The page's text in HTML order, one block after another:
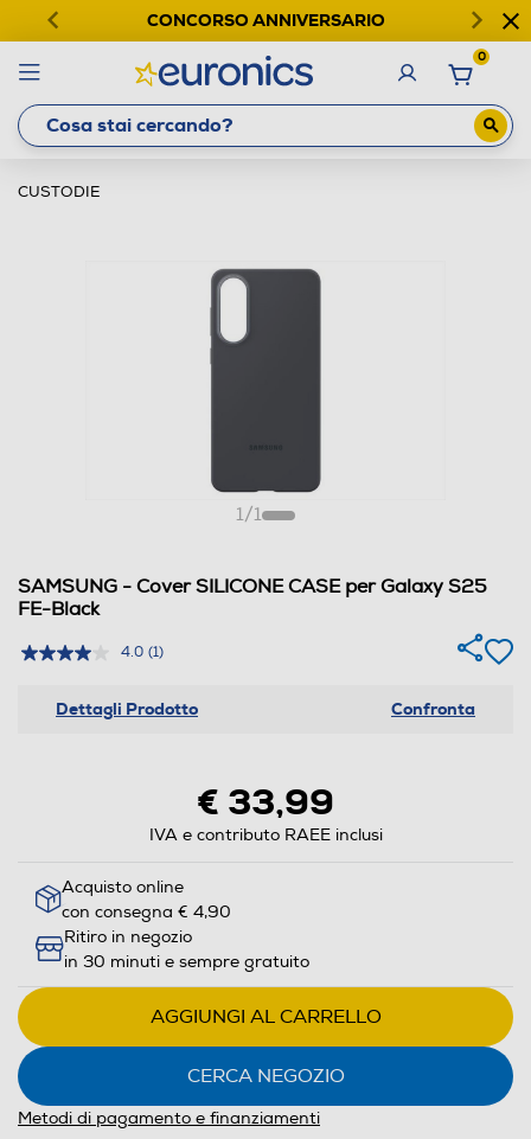
CONCORSO ANNIVERSARIO
0
CUSTODIE
1/1
SAMSUNG - Cover SILICONE CASE per Galaxy S25
FE-Black
4.0 (1)
Dettagli Prodotto Confronta
€ 33,99
IVA e contributo RAEE inclusi
Acquisto online
con consegna € 4,90
Ritiro in negozio
in 30 minuti e sempre gratuito
AGGIUNGI AL CARRELLO
CERCA NEGOZIO
Metodi di pagamento e finanziamenti